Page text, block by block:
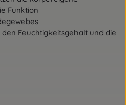
Funktion
und die